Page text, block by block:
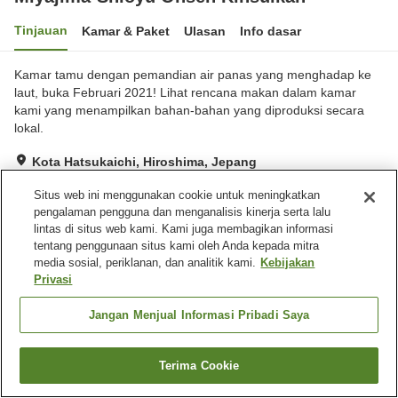
Tinjauan Kamar & Paket Ulasan Info dasar
Kamar tamu dengan pemandian air panas yang menghadap ke
laut, buka Februari 2021! Lihat rencana makan dalam kamar
kami yang menampilkan bahan-bahan yang diproduksi secara
lokal.
Kota Hatsukaichi, Hiroshima, Jepang
Luar biasa Ulasan:224
Fasilitas properti
Tempat parkir
Beranda Jepang Hiroshima
Kota Hatsukaichi
Miyajima-Shioyu Onsen KinsuikanCari kamar
Situs web ini menggunakan cookie untuk meningkatkan
pengalaman pengguna dan menganalisis kinerja serta lalu
lintas di situs web kami. Kami juga membagikan informasi
tentang penggunaan situs kami oleh Anda kepada mitra
media sosial, periklanan, dan analitik kami. Kebijakan
Privasi
Jangan Menjual Informasi Pribadi Saya
Terima Cookie